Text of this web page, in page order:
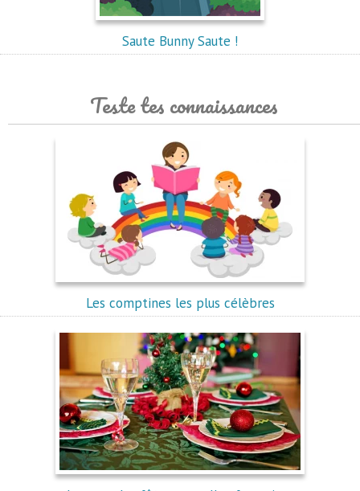
Saute Bunny Saute !
Teste tes connaissances
Les comptines les plus célèbres